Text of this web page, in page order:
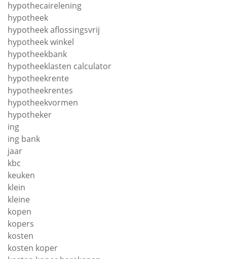
hypothecairelening
hypotheek
hypotheek aflossingsvrij
hypotheek winkel
hypotheekbank
hypotheeklasten calculator
hypotheekrente
hypotheekrentes
hypotheekvormen
hypotheker
ing
ing bank
jaar
kbc
keuken
klein
kleine
kopen
kopers
kosten
kosten koper